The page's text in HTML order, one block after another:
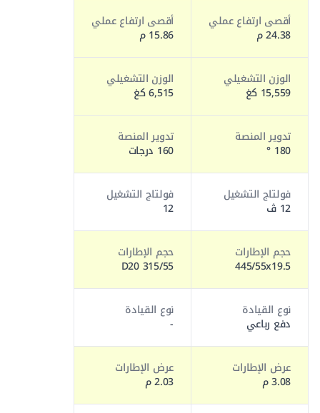
أقصى ارتفاع عملي
24.38 م
أقصى ارتفاع عملي
15.86 م
الوزن التشغيلي
15,559 كغ
الوزن التشغيلي
6,515 كغ
تدوير المنصة
180 °
تدوير المنصة
160 درجات
فولتاج التشغيل
12 ڤ
فولتاج التشغيل
12
حجم الإطارات
445/55x19.5
حجم الإطارات
315/55 D20
نوع القيادة
دفع رباعي
نوع القيادة
-
عرض الإطارات
3.08 م
عرض الإطارات
2.03 م